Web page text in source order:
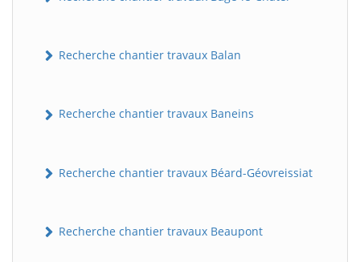
Recherche chantier travaux Balan
Recherche chantier travaux Baneins
Recherche chantier travaux Béard-Géovreissiat
Recherche chantier travaux Beaupont